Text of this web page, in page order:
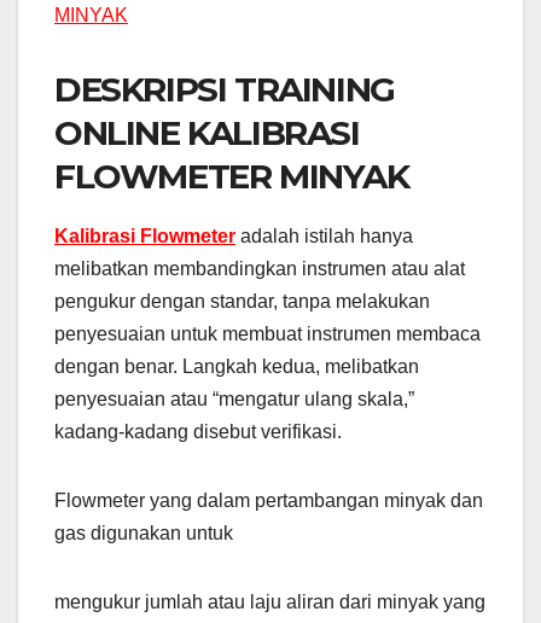
DESKRIPSI TRAINING
ONLINE KALIBRASI
FLOWMETER MINYAK
Kalibrasi Flowmeter adalah istilah hanya
melibatkan membandingkan instrumen atau alat
pengukur dengan standar, tanpa melakukan
penyesuaian untuk membuat instrumen membaca
dengan benar. Langkah kedua, melibatkan
penyesuaian atau “mengatur ulang skala,”
kadang-kadang disebut verifikasi.
Flowmeter yang dalam pertambangan minyak dan
gas digunakan untuk
mengukur jumlah atau laju aliran dari minyak yang